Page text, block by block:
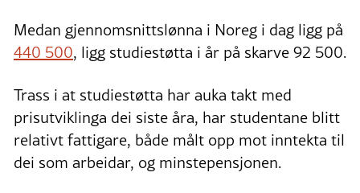
Medan gjennomsnittslønna i Noreg i dag ligg på
440 500, ligg studiestøtta i år på skarve 92 500.
Trass i at studiestøtta har auka takt med
prisutviklinga dei siste åra, har studentane blitt
relativt fattigare, både målt opp mot inntekta til
dei som arbeidar, og minstepensjonen.